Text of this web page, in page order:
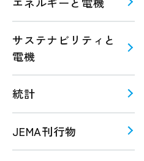
サステナビリティと
電機
統計
JEMA刊行物